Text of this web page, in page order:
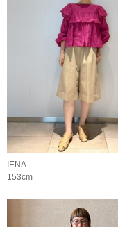
IENA
153cm